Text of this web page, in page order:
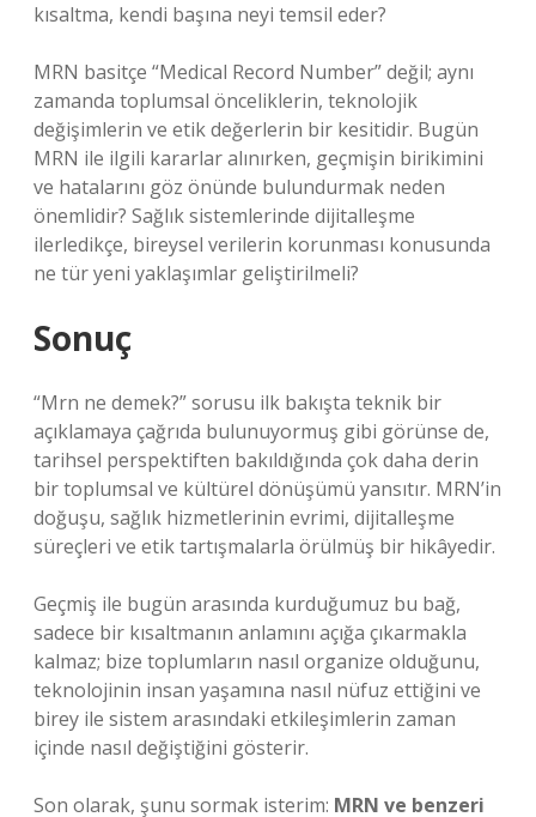
kısaltma, kendi başına neyi temsil eder?
MRN basitçe “Medical Record Number” değil; aynı
zamanda toplumsal önceliklerin, teknolojik
değişimlerin ve etik değerlerin bir kesitidir. Bugün
MRN ile ilgili kararlar alınırken, geçmişin birikimini
ve hatalarını göz önünde bulundurmak neden
önemlidir? Sağlık sistemlerinde dijitalleşme
ilerledikçe, bireysel verilerin korunması konusunda
ne tür yeni yaklaşımlar geliştirilmeli?
Sonuç
“Mrn ne demek?” sorusu ilk bakışta teknik bir
açıklamaya çağrıda bulunuyormuş gibi görünse de,
tarihsel perspektiften bakıldığında çok daha derin
bir toplumsal ve kültürel dönüşümü yansıtır. MRN’in
doğuşu, sağlık hizmetlerinin evrimi, dijitalleşme
süreçleri ve etik tartışmalarla örülmüş bir hikâyedir.
Geçmiş ile bugün arasında kurduğumuz bu bağ,
sadece bir kısaltmanın anlamını açığa çıkarmakla
kalmaz; bize toplumların nasıl organize olduğunu,
teknolojinin insan yaşamına nasıl nüfuz ettiğini ve
birey ile sistem arasındaki etkileşimlerin zaman
içinde nasıl değiştiğini gösterir.
Son olarak, şunu sormak isterim: MRN ve benzeri